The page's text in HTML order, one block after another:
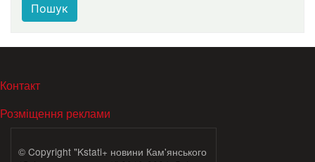
Пошук
МЕНЮ В ПОДВАЛЕ
Контакт
Розміщення реклами
© Copyright "Kstati+ новини Кам'янського